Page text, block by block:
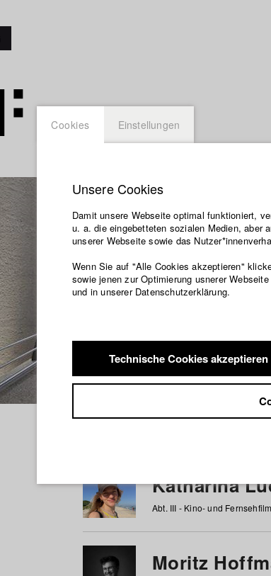
Studierende / Alumni
a b c d e f g h i j k l m n o
Katharina
Abt. III - Kino- und
Moritz
Cookies Einstellungen
Unsere Cookies
Damit unsere Webseite optimal funktioniert,
u. a. die eingebetteten sozialen Medien, aber
unserer Webseite sowie das
Wenn Sie auf "Alle Cookies akzeptieren"
sowie jenen zur Optimierung usnerer
und in unserer Datenschutzerklärung.
Technische Cookies akzeptieren